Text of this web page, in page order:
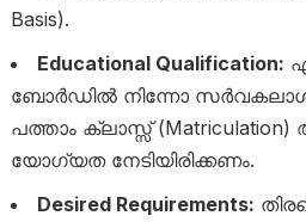
Basis).
Educational Qualification:
ബോർഡിൽ നിന്നോ
പത്താം ക്ലാസ്സ്
യോഗ്യത നേടിയിരിക്കണം.
Desired Requirements: